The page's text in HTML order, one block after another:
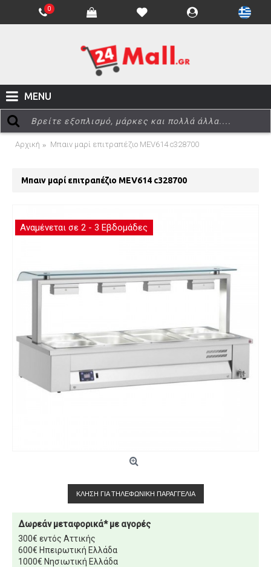
0
MENU
Αρχική Μπαιν μαρί επιτραπέζιο MEV614 c328700
Μπαιν μαρί επιτραπέζιο MEV614 c328700
Αναμένεται σε 2 - 3 Εβδομάδες
ΚΛΉΣΗ ΓΙΑ ΤΗΛΕΦΩΝΙΚΉ ΠΑΡΑΓΓΕΛΊΑ
Δωρεάν μεταφορικά* με αγορές
300€ εντός Αττικής
600€ Ηπειρωτική Ελλάδα
1000€ Νησιωτική Ελλάδα